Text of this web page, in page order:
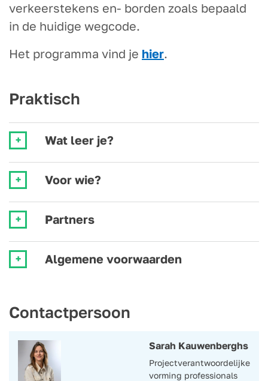
verkeerstekens en- borden zoals bepaald
in de huidige wegcode.
Het programma vind je hier.
Praktisch
Wat leer je?
Voor wie?
Partners
Algemene voorwaarden
Contactpersoon
Sarah Kauwenberghs
Projectverantwoordelijke
vorming professionals